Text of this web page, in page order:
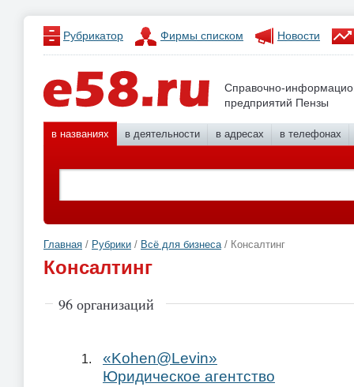
Рубрикатор Фирмы списком Новости
Справочно-
предприятий Пензы
в названиях в деятельности в адресах в телефонах
Главная / Рубрики / Всё для бизнеса/ Консалтинг
Консалтинг
96 организаций
«Kohen@Levin»
Юридическое агентство